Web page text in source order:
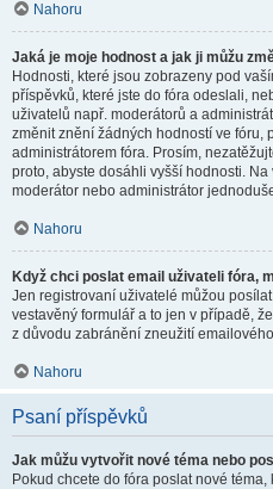
Nahoru
Jaká je moje hodnost a jak ji můžu
Hodnosti, které jsou zobrazeny pod
příspěvků, které jste do fóra odeslali,
uživatelů např. moderátorů a
změnit znění žádných hodností ve fóru,
administrátorem fóra. Prosím,
proto, abyste dosáhli vyšší hodnosti.
moderátor nebo administrátor
Nahoru
Když chci poslat email uživateli fóra,
Jen registrovaní uživatelé můžou
vestavěný formulář a to jen v případě,
z důvodu zabránění zneužití
Nahoru
Psaní příspěvků
Jak můžu vytvořit nové téma nebo
Pokud chcete do fóra poslat nové téma,